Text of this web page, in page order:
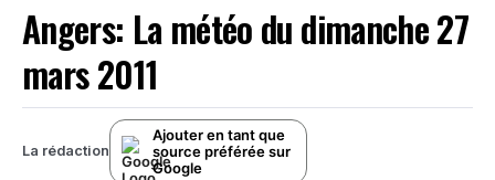
Angers: La météo du dimanche 27
mars 2011
La rédaction
Ajouter en tant que
source préférée sur
Google